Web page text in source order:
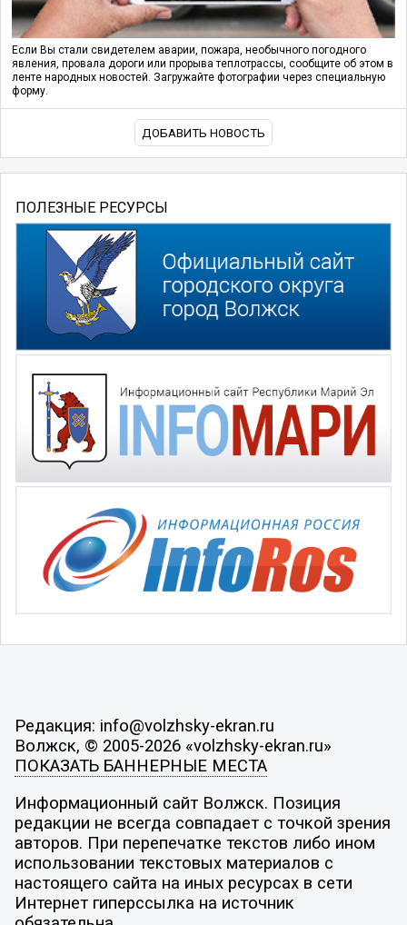
Если Вы стали свидетелем аварии, пожара, необычного погодного
явления, провала дороги или прорыва теплотрассы, сообщите об этом в
ленте народных новостей. Загружайте фотографии через специальную
форму.
ДОБАВИТЬ НОВОСТЬ
ПОЛЕЗНЫЕ РЕСУРСЫ
Редакция: info@volzhsky-ekran.ru
Волжск, © 2005-2026 «volzhsky-ekran.ru»
ПОКАЗАТЬ БАННЕРНЫЕ МЕСТА
Информационный сайт Волжск. Позиция
редакции не всегда совпадает с точкой зрения
авторов. При перепечатке текстов либо ином
использовании текстовых материалов с
настоящего сайта на иных ресурсах в сети
Интернет гиперссылка на источник